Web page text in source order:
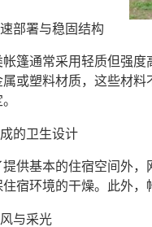
部署与稳固结构
帐篷通常采用轻质但强
属或塑料材质，这些材
的卫生设计
提供基本的住宿空间外
住宿环境的干燥。此外
与采光